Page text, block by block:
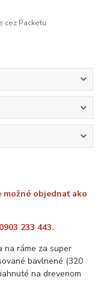
cez Packetu
možné objednať ako
233 443.
na ráme za super
bavlnené (320
na drevenom